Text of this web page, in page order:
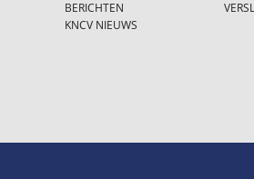
BERICHTEN
KNCV NIEUWS